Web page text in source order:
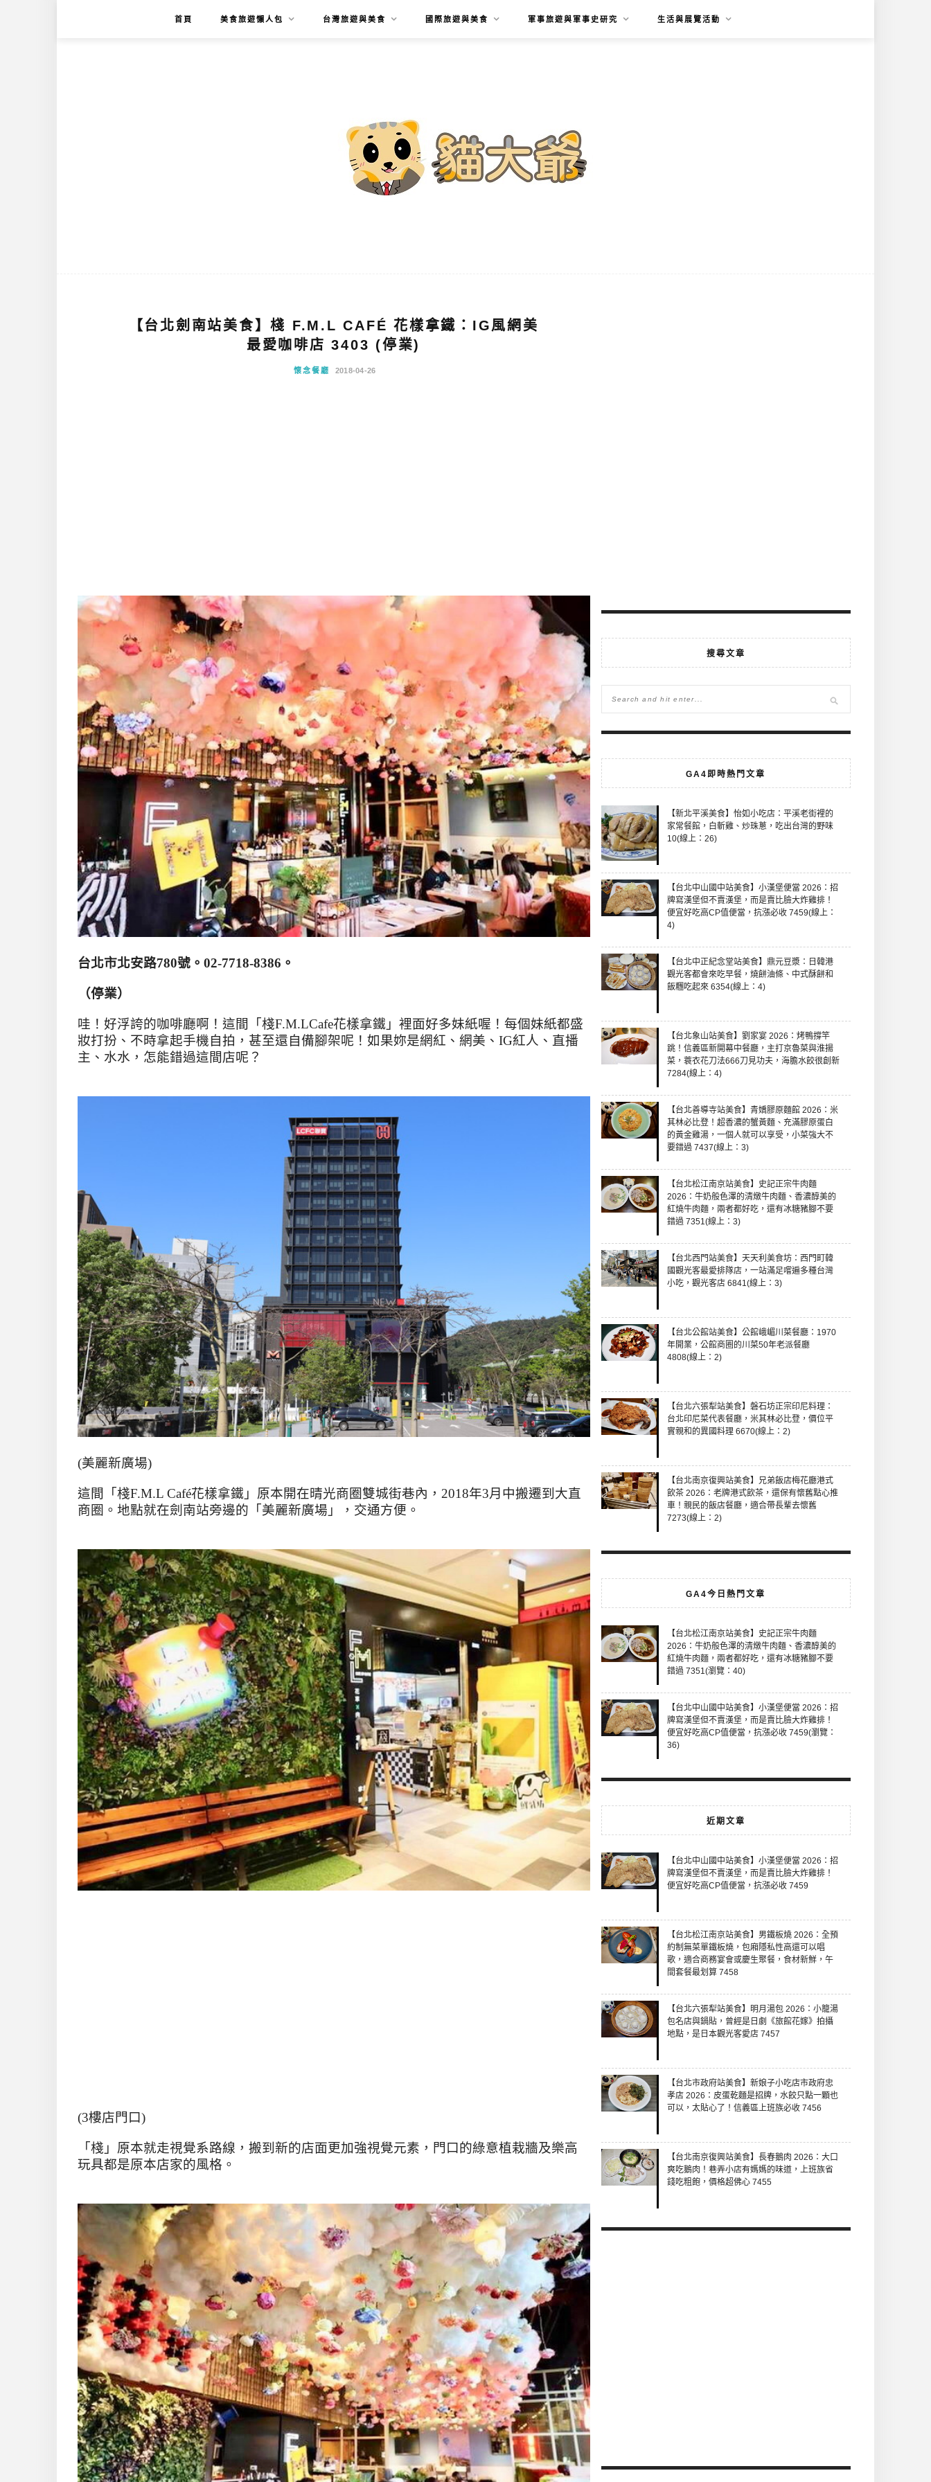
首頁 美食旅遊懶人包 台灣旅遊與美食 國際旅遊與美食 軍事旅遊與軍事史研究 生活與展覽活動
【台北劍南站美食】棧 F.M.L CAFÉ 花樣拿鐵：IG風網美
最愛咖啡店 3403 (停業)
懷念餐廳 2018-04-26
台北市北安路780號。 02-7718-8386 。
（停業）
哇！好浮誇的咖啡廳啊！這間「棧F.M.LCafe花樣拿鐵」裡面好多妹紙喔！每個妹紙都盛
妝打扮、不時拿起手機自拍，甚至還自備腳架呢！如果妳是網紅、網美、 IG紅人、直播
主、水水，怎能錯過這間店呢？
(美麗新廣場)
這間「棧F.M.L Café花樣拿鐵」原本開在晴光商圈雙城街巷內， 2018年3月中搬遷到大直
商圈。地點就在劍南站旁邊的「美麗新廣場」，交通方便。
(3樓店門口)
「棧」原本就走視覺系路線，搬到新的店面更加強視覺元素，門口的綠意植栽牆及樂高
玩具都是原本店家的風格。
搜尋文章
GA4即時熱門文章
【新北平溪美食】怡如小吃店：平溪老街裡的
家常餐館，白斬雞、炒珠蔥，吃出台灣的野味
10(線上：26)
【台北中山國中站美食】小漢堡便當 2026：招
牌寫漢堡但不賣漢堡，而是賣比臉大炸雞排！
便宜好吃高CP值便當，抗漲必收 7459(線上：
4)
【台北中正紀念堂站美食】鼎元豆漿：日韓港
觀光客都會來吃早餐，燒餅油條、中式酥餅和
飯糰吃起來 6354(線上：4)
【台北象山站美食】劉家宴 2026：烤鴨撐竿
跳！信義區新開幕中餐廳，主打京魯菜與淮揚
菜，蓑衣花刀法666刀見功夫，海膽水餃很創新
7284(線上：4)
【台北善導寺站美食】青嬌膠原麵館 2026：米
其林必比登！超香濃的蟹黃麵、充滿膠原蛋白
的黃金雞湯，一個人就可以享受，小菜強大不
要錯過 7437(線上：3)
【台北松江南京站美食】史記正宗牛肉麵
2026：牛奶般色澤的清燉牛肉麵、香濃醇美的
紅燒牛肉麵，兩者都好吃，還有冰糖豬腳不要
錯過 7351(線上：3)
【台北西門站美食】天天利美食坊：西門町韓
國觀光客最愛排隊店，一站滿足嚐遍多種台灣
小吃，觀光客店 6841(線上：3)
【台北公館站美食】公館峨嵋川菜餐廳：1970
年開業，公館商圈的川菜50年老派餐廳
4808(線上：2)
【台北六張犁站美食】磐石坊正宗印尼料理：
台北印尼菜代表餐廳，米其林必比登，價位平
實親和的異國料理 6670(線上：2)
【台北南京復興站美食】兄弟飯店梅花廳港式
飲茶 2026：老牌港式飲茶，還保有懷舊點心推
車！親民的飯店餐廳，適合帶長輩去懷舊
7273(線上：2)
GA4今日熱門文章
【台北松江南京站美食】史記正宗牛肉麵
2026：牛奶般色澤的清燉牛肉麵、香濃醇美的
紅燒牛肉麵，兩者都好吃，還有冰糖豬腳不要
錯過 7351(瀏覽：40)
【台北中山國中站美食】小漢堡便當 2026：招
牌寫漢堡但不賣漢堡，而是賣比臉大炸雞排！
便宜好吃高CP值便當，抗漲必收 7459(瀏覽：
36)
近期文章
【台北中山國中站美食】小漢堡便當 2026：招
牌寫漢堡但不賣漢堡，而是賣比臉大炸雞排！
便宜好吃高CP值便當，抗漲必收 7459
【台北松江南京站美食】男鐵板燒 2026：全預
約制無菜單鐵板燒，包廂隱私性高還可以唱
歌，適合商務宴會或慶生聚餐，食材新鮮，午
間套餐最划算 7458
【台北六張犁站美食】明月湯包 2026：小籠湯
包名店與鍋貼，曾經是日劇《旅館花嫁》拍攝
地點，是日本觀光客愛店 7457
【台北市政府站美食】新娘子小吃店市政府忠
孝店 2026：皮蛋乾麵是招牌，水餃只點一顆也
可以，太貼心了！信義區上班族必收 7456
【台北南京復興站美食】長春鵝肉 2026：大口
爽吃鵝肉！巷弄小店有媽媽的味道，上班族省
錢吃粗飽，價格超佛心 7455